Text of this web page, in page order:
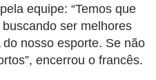
equipe: “Temos que
ser melhores
nosso esporte. Se não
encerrou o francês.